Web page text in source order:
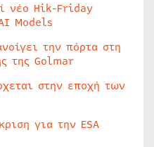
νέο Hik-Friday
Models
την πόρτα στη
της Golmar
στην εποχή των
για την ESA